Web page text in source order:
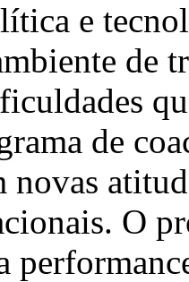
e
de
de
novas
O